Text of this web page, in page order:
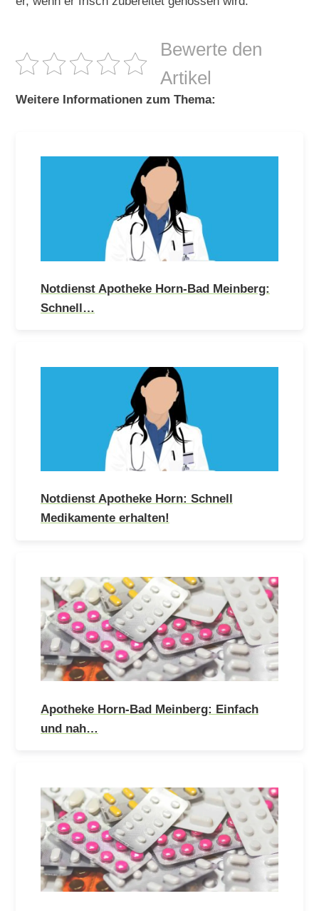
Bewerte den
Artikel
Weitere Informationen zum Thema:
Notdienst Apotheke Horn-Bad Meinberg:
Schnell…
Notdienst Apotheke Horn: Schnell
Medikamente erhalten!
Apotheke Horn-Bad Meinberg: Einfach
und nah…